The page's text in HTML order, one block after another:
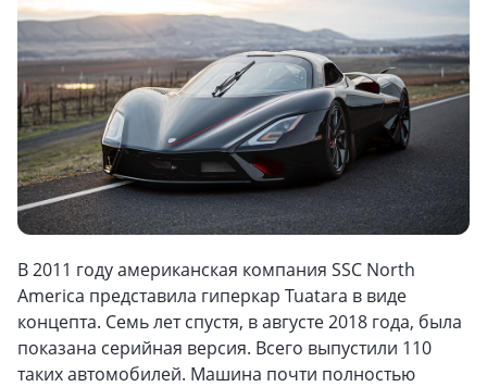
В 2011 году американская компания SSC North
America представила гиперкар Tuatara в виде
концепта. Семь лет спустя, в августе 2018 года, была
показана серийная версия. Всего выпустили 110
таких автомобилей. Машина почти полностью